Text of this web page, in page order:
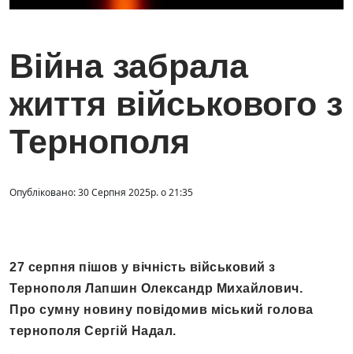
Війна забрала
життя військового з
Тернополя
Опубліковано: 30 Серпня 2025р. о 21:35
27 серпня пішов у вічність військовий з
Тернополя Лапшин Олександр Михайлович.
Про сумну новину повідомив міський голова
тернополя Сергій Надал.